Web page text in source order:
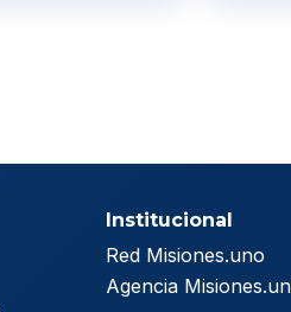
Institucional
Red Misiones.uno
Agencia